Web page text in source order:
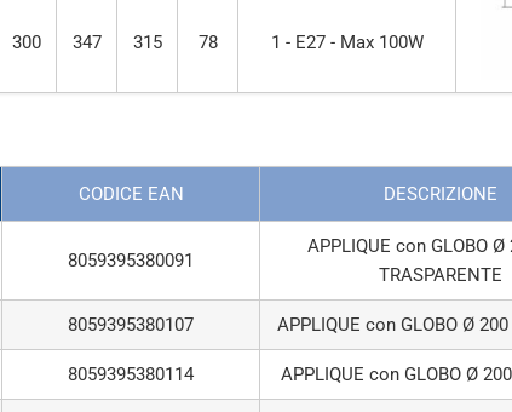
300 347 315 78 1 - E27 - Max 100W
CODICE EAN DESCRIZIONE
8059395380091
APPLIQUE con GLOBO Ø
TRASPARENTE
8059395380107 APPLIQUE con GLOBO Ø
8059395380114 APPLIQUE con GLOBO Ø